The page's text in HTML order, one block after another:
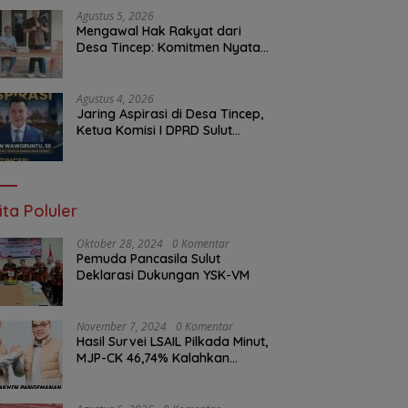
Malam Ini
Agustus 5, 2026
Mengawal Hak Rakyat dari
Desa Tincep: Komitmen Nyata
Depan Aspirasi Warga
Agustus 4, 2026
Jaring Aspirasi di Desa Tincep,
Ketua Komisi I DPRD Sulut
Poluler
Oktober 28, 2024 0 Komentar
Pemuda Pancasila Sulut
Deklarasi Dukungan YSK-VM
November 7, 2024 0 Komentar
Hasil Survei LSAIL Pilkada Minut,
MJP-CK 46,74% Kalahkan